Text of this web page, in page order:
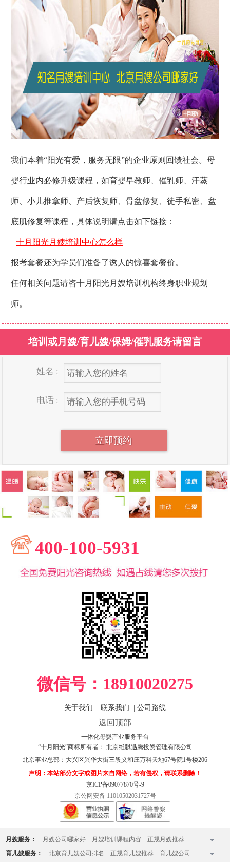
我们本着“阳光有爱，服务无限”的企业原则回馈社会。母
婴行业内必修升级课程，如育婴早教师、催乳师、汗蒸
师、小儿推拿师、产后恢复师、骨盆修复、徒手私密、盆
底肌修复等课程，具体说明请点击如下链接：
十月阳光月嫂培训中心怎么样
报考套餐还为学员们准备了诱人的惊喜套餐价。
任何相关问题请咨十月阳光月嫂培训机构终身职业规划
师。
培训或月嫂/育儿嫂/保姆/催乳服务请留言
姓名 :
电话 :
400-100-5931
微信号： 18910020275
关于我们 联系我们 公司路线
返回顶部
一体化母婴产业服务平台
“十月阳光”商标所有者： 北京维骐迅腾投资管理有限公司
北京事业总部： 大兴区兴华大街三段义和庄万科天地67号院1号楼206
声明：本站部分文字或图片来自网络，若有侵权，请联系删除！
京ICP备09077870号-9
京公网安备 11010502031727号
月嫂服务： 月嫂公司哪家好 月嫂培训课程内容
正规月嫂推荐
全国十佳月嫂公司排名榜
月嫂收费标准
月嫂一个月多少钱
育儿嫂服务： 北京育儿嫂公司排名 正规育儿嫂推荐 育儿嫂公司